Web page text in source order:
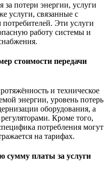
за потери энергии, услуги
услуги, связанные с
Эти услуги
работу системы и
стоимости передачи
и техническое
энергии, уровень потерь
оборудования, а
Кроме того,
потребления могут
на тарифах.
сумму платы за услуги